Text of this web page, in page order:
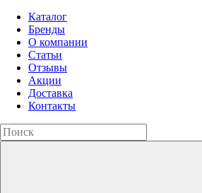
Каталог
Бренды
О компании
Статьи
Отзывы
Акции
Доставка
Контакты